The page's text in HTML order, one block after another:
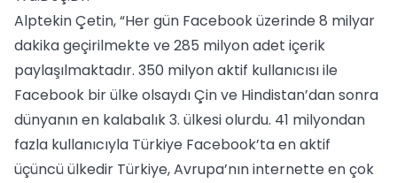
Alptekin Çetin, “Her gün Facebook üzerinde 8 milyar
dakika geçirilmekte ve 285 milyon adet içerik
paylaşılmaktadır. 350 milyon aktif kullanıcısı ile
Facebook bir ülke olsaydı Çin ve Hindistan’dan sonra
dünyanın en kalabalık 3. ülkesi olurdu. 41 milyondan
fazla kullanıcıyla Türkiye Facebook’ta en aktif
üçüncü ülkedir Türkiye, Avrupa’nın internette en çok